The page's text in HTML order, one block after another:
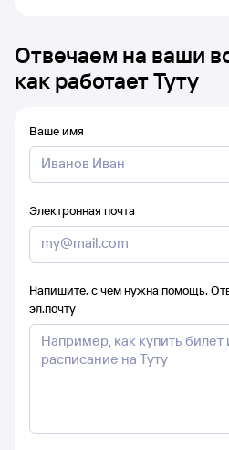
Отвечаем на ваши
как работает Туту
Ваше имя
Электронная почта
Напишите, с чем нужна помощь.
эл.почту